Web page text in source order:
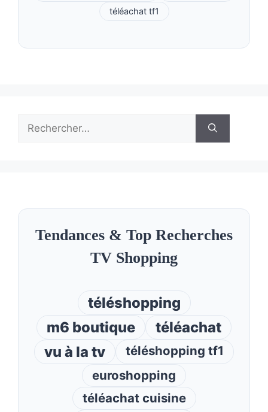
téléachat tf1
Rechercher :
Tendances & Top Recherches
TV Shopping
téléshopping
m6 boutique
téléachat
vu à la tv
téléshopping tf1
euroshopping
téléachat cuisine